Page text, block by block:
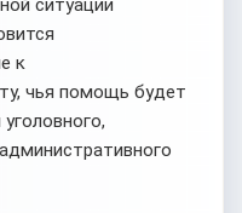
ситуации
к
чья помощь будет